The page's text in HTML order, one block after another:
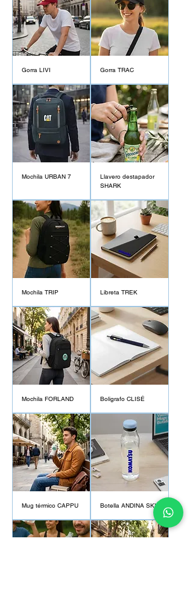
Gorra LIVI Gorra TRAC
Mochila URBAN 7
Llavero destapador
SHARK
Mochila TRIP Libreta TREK
Mochila FORLAND Boligrafo CLISÉ
Mug térmico CAPPU Botella ANDINA SKY